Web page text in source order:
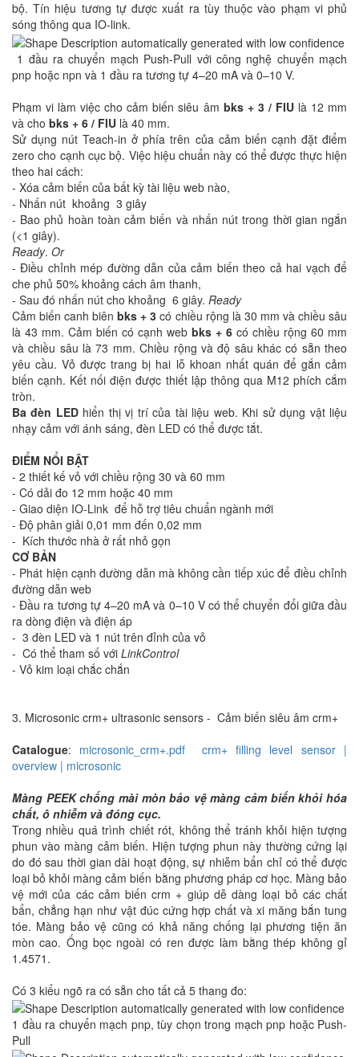
bộ. Tín hiệu tương tự được xuất ra tùy thuộc vào phạm vi phủ
sóng thông qua IO-link.
1 đầu ra chuyển mạch Push-Pull với công nghệ chuyển mạch
pnp hoặc npn và 1 đầu ra tương tự 4–20 mA và 0–10 V.
Phạm vi làm việc cho cảm biến siêu âm bks + 3 / FIUlà 12 mm
và cho bks + 6 / FIU là 40 mm.
Sử dụng nút Teach-in ở phía trên của cảm biến cạnh đặt điểm
zero cho cạnh cục bộ. Việc hiệu chuẩn này có thể được thực hiện
theo hai cách:
- Xóa cảm biến của bất kỳ tài liệu web nào,
- Nhấn nút khoảng 3 giây
- Bao phủ hoàn toàn cảm biến và nhấn nút trong thời gian ngắn
(<1 giây).
Ready. Or
- Điều chỉnh mép đường dẫn của cảm biến theo cả hai vạch để
che phủ 50% khoảng cách âm thanh,
- Sau đó nhấn nút cho khoảng 6 giây. Ready
Cảm biến canh biênbks + 3 có chiều rộng là 30 mm và chiều sâu
là 43 mm. Cảm biến có cạnh web bks + 6 có chiều rộng 60 mm
và chiều sâu là 73 mm. Chiều rộng và độ sâu khác có sẵn theo
yêu cầu. Vỏ được trang bị hai lỗ khoan nhất quán để gắn cảm
biến cạnh. Kết nối điện được thiết lập thông qua M12 phích cắm
tròn.
Ba đèn LEDhiển thị vị trí của tài liệu web. Khi sử dụng vật liệu
nhạy cảm với ánh sáng, đèn LED có thể được tắt.
ĐIỂM NỔI BẬT
- 2 thiết kế vỏ với chiều rộng 30 và 60 mm
- Có dải đo 12 mm hoặc 40 mm
- Giao diện IO-Link để hỗ trợ tiêu chuẩn ngành mới
- Độ phân giải 0,01 mm đến 0,02 mm
- Kích thước nhà ở rất nhỏ gọn
CƠ BẢN
- Phát hiện cạnh đường dẫn mà không cần tiếp xúc để điều chỉnh
đường dẫn web
- Đầu ra tương tự 4–20 mA và 0–10 V có thể chuyển đổi giữa đầu
ra dòng điện và điện áp
- 3 đèn LED và 1 nút trên đỉnh của vỏ
- Có thể tham số với LinkControl
- Vỏ kim loại chắc chắn
3. Microsonic crm+ ultrasonic sensors - Cảm biến siêu âm crm+
Catalogue: microsonic_crm+.pdf
crm+ filling level sensor |
overview | microsonic
Màng PEEK chống mài mòn bảo vệ màng cảm biến khỏi hóa
chất, ô nhiễm và đóng cục.
Trong nhiều quá trình chiết rót, không thể tránh khỏi hiện tượng
phun vào màng cảm biến. Hiện tượng phun này thường cứng lại
do đó sau thời gian dài hoạt động, sự nhiễm bẩn chỉ có thể được
loại bỏ khỏi màng cảm biến bằng phương pháp cơ học. Màng bảo
vệ mới của các cảm biến crm + giúp dễ dàng loại bỏ các chất
bẩn, chẳng hạn như vật đúc cứng hợp chất và xi măng bắn tung
tóe. Màng bảo vệ cũng có khả năng chống lại phương tiện ăn
mòn cao. Ống bọc ngoài có ren được làm bằng thép không gỉ
1.4571.
Có 3 kiểu ngõ ra có sẵn cho tất cả 5 thang đo:
1 đầu ra chuyển mạch pnp, tùy chọn trong mạch pnp hoặc Push-
Pull